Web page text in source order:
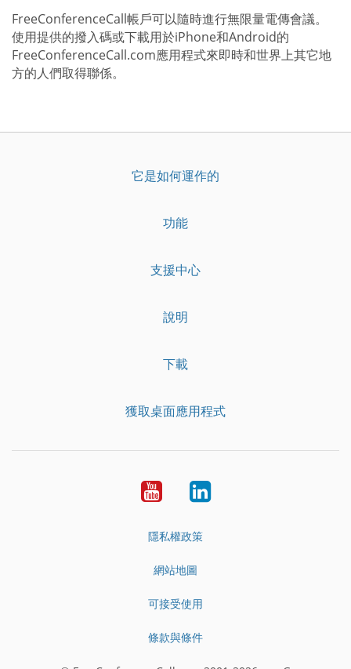
FreeConferenceCall帳戶可以隨時進行無限量電傳會議。
使用提供的撥入碼或下載用於iPhone和Android的
FreeConferenceCall.com應用程式來即時和世界上其它地
方的人們取得聯係。
它是如何運作的
功能
支援中心
說明
下載
獲取桌面應用程式
YouTubeLinkedIn
隱私權政策
網站地圖
可接受使用
條款與條件